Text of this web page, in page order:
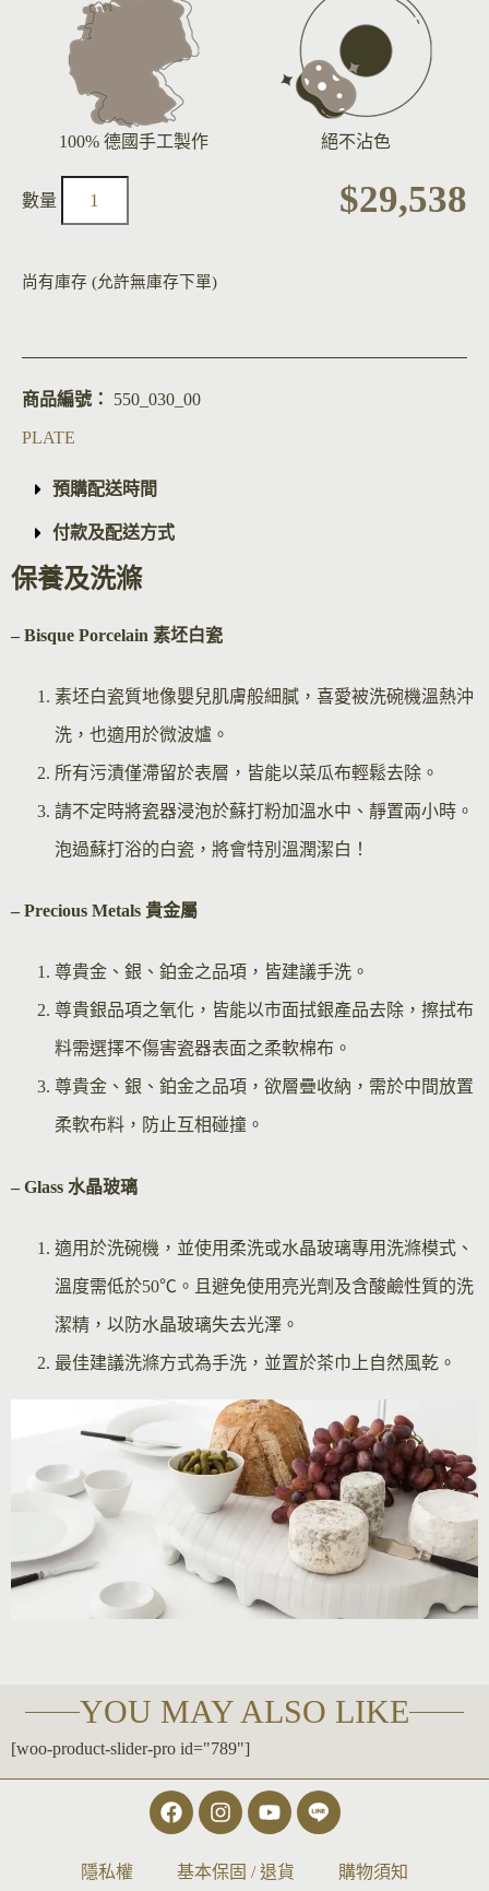
100% 德國手工製作 絕不沾色
$29,538
尚有庫存 (允許無庫存下單)
商品編號： 550_030_00
PLATE
預購配送時間
付款及配送方式
保養及洗滌
– Bisque Porcelain 素坯白瓷
素坯白瓷質地像嬰兒肌膚般細膩，喜愛被洗碗機溫熱沖
洗，也適用於微波爐。
所有污漬僅滯留於表層，皆能以菜瓜布輕鬆去除。
請不定時將瓷器浸泡於蘇打粉加溫水中、靜置兩小時。
泡過蘇打浴的白瓷，將會特別溫潤潔白！
– Precious Metals 貴金屬
尊貴金、銀、鉑金之品項，皆建議手洗。
尊貴銀品項之氧化，皆能以市面拭銀產品去除，擦拭布
料需選擇不傷害瓷器表面之柔軟棉布。
尊貴金、銀、鉑金之品項，欲層疊收納，需於中間放置
柔軟布料，防止互相碰撞。
– Glass 水晶玻璃
適用於洗碗機，並使用柔洗或水晶玻璃專用洗滌模式、
溫度需低於50℃。且避免使用亮光劑及含酸鹼性質的洗
潔精，以防水晶玻璃失去光澤。
最佳建議洗滌方式為手洗，並置於茶巾上自然風乾。
YOU MAY ALSO LIKE
[woo-product-slider-pro id="789"]
隱私權 基本保固 / 退貨 購物須知